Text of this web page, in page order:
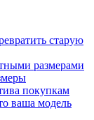
старую
размерами
покупкам
ваша модель